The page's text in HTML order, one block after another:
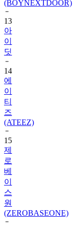
(BOYNEXTDOOR)
13
아
이
딧
14
에
이
티
즈
(ATEEZ)
15
제
로
베
이
스
원
(ZEROBASEONE)